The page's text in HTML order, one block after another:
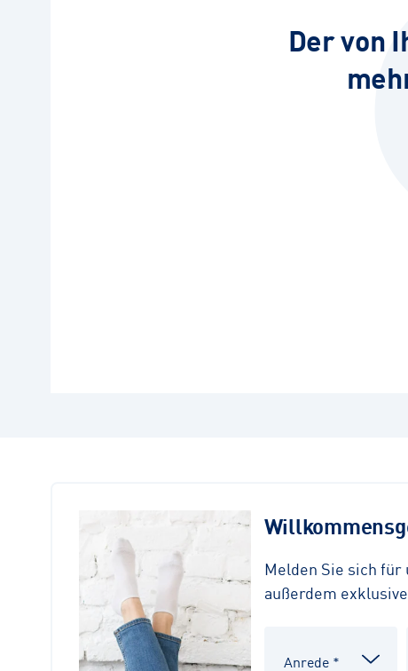
Der von
Melden Sie sich
außerdem